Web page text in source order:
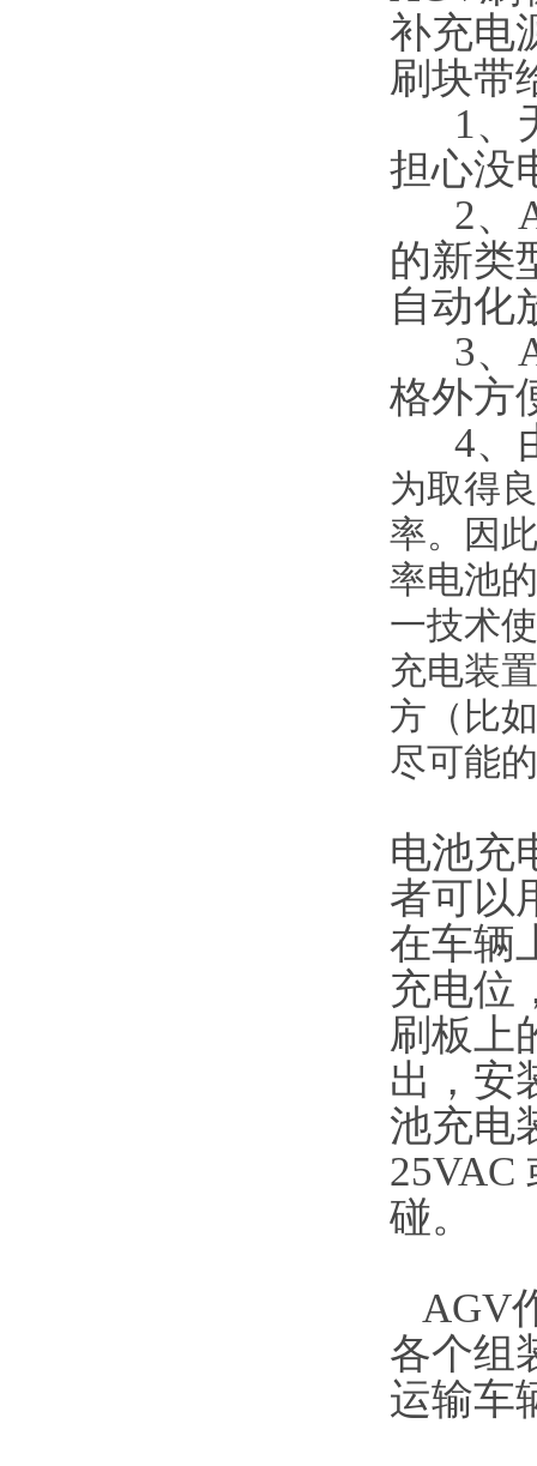
补充电
刷块带
1、无
担心没
2、
的新类
自动化
3、
格外方
4、由
为取得
率。因
率电池
一技术
充电装
方（比
尽可能
电池充
者可以
在车辆
充电位
刷板上
出，安
池充电
25VAC
碰。
AGV
各个组
运输车